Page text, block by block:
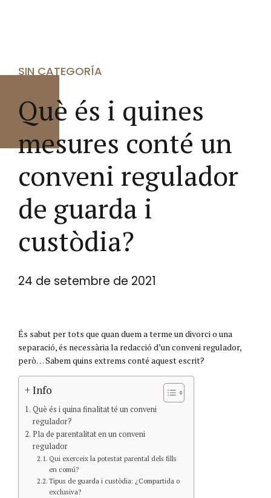
SIN CATEGORÍA
Què és i quines
mesures conté un
conveni regulador
de guarda i
custòdia?
24 de setembre de 2021
És sabut per tots que quan duem a terme un divorci o una
separació, és necessària la redacció d’un conveni regulador,
però… Sabem quins extrems conté aquest escrit?
+ Info
Què és i quina finalitat té un conveni
regulador?
Pla de parentalitat en un conveni
regulador
Qui exerceix la potestat parental dels fills
en comú?
Tipus de guarda i custòdia: ¿Compartida o
exclusiva?